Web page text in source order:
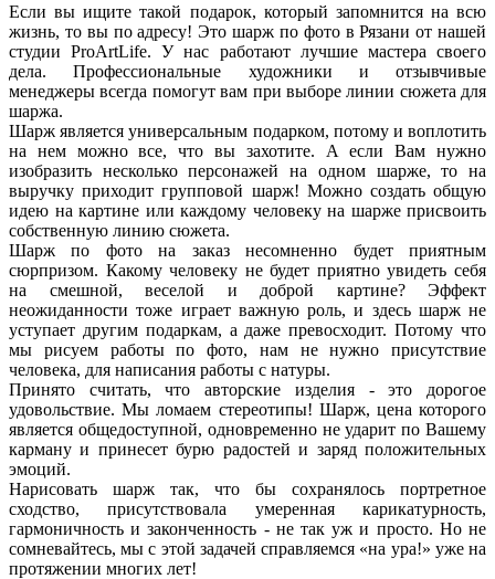
Если вы ищите такой подарок, который запомнится на всю
жизнь, то вы по адресу! Это шарж по фото в Рязани от нашей
студии ProArtLife. У нас работают лучшие мастера своего
дела. Профессиональные художники и отзывчивые
менеджеры всегда помогут вам при выборе линии сюжета для
шаржа.
Шарж является универсальным подарком, потому и воплотить
на нем можно все, что вы захотите. А если Вам нужно
изобразить несколько персонажей на одном шарже, то на
выручку приходит групповой шарж! Можно создать общую
идею на картине или каждому человеку на шарже присвоить
собственную линию сюжета.
Шарж по фото на заказ несомненно будет приятным
сюрпризом. Какому человеку не будет приятно увидеть себя
на смешной, веселой и доброй картине? Эффект
неожиданности тоже играет важную роль, и здесь шарж не
уступает другим подаркам, а даже превосходит. Потому что
мы рисуем работы по фото, нам не нужно присутствие
человека, для написания работы с натуры.
Принято считать, что авторские изделия - это дорогое
удовольствие. Мы ломаем стереотипы! Шарж, цена которого
является общедоступной, одновременно не ударит по Вашему
карману и принесет бурю радостей и заряд положительных
эмоций.
Нарисовать шарж так, что бы сохранялось портретное
сходство, присутствовала умеренная карикатурность,
гармоничность и законченность - не так уж и просто. Но не
сомневайтесь, мы с этой задачей справляемся «на ура!» уже на
протяжении многих лет!